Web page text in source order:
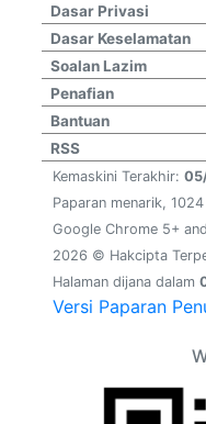
Dasar Privasi
Dasar Keselamatan
Soalan Lazim
Penafian
Bantuan
RSS
Kemaskini Terakhir:
Paparan menarik,
Google Chrome 5+
2026 © Hakcipta
Halaman dijana dalam
Versi Paparan